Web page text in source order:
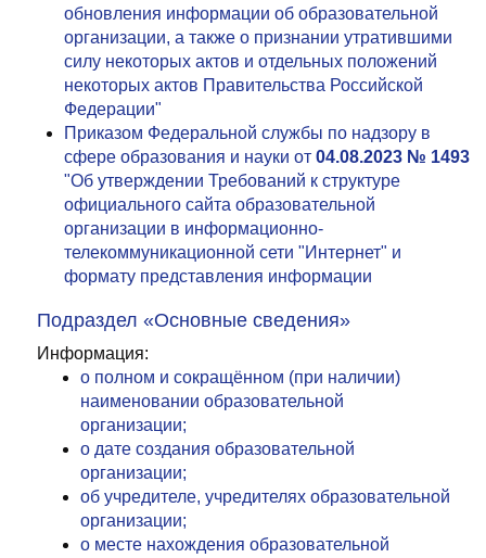
обновления информации об образовательной
организации, а также о признании утратившими
силу некоторых актов и отдельных положений
некоторых актов Правительства Российской
Федерации"
Приказом Федеральной службы по надзору в
сфере образования и науки от 04.08.2023 № 1493
"Об утверждении Требований к структуре
официального сайта образовательной
организации в информационно-
телекоммуникационной сети "Интернет" и
формату представления информации
Подраздел «Основные сведения»
Информация:
о полном и сокращённом (при наличии)
наименовании образовательной
организации;
о дате создания образовательной
организации;
об учредителе, учредителях образовательной
организации;
о месте нахождения образовательной